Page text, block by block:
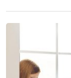
sa preto rozhodli